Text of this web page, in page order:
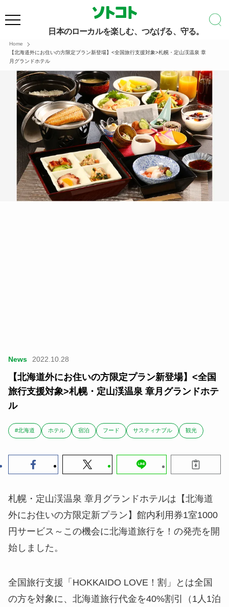
日本のローカルを楽しむ、つなげる、守る。
Home
【北海道外にお住いの方限定プラン新登場】<全国旅行支援対象>札幌・定山渓温泉 章
月グランドホテル
News 2022.10.28
【北海道外にお住いの方限定プラン新登場】<全国
旅行支援対象>札幌・定山渓温泉 章月グランドホテ
ル
#北海道 ホテル 宿泊 フード サスティナブル 観光
札幌・定山渓温泉 章月グランドホテルは【北海道
外にお住いの方限定新プラン】館内利用券1室1000
円サービス～この機会に北海道旅行を！の発売を開
始しました。
全国旅行支援「HOKKAIDO LOVE！割」とは全国
の方を対象に、北海道旅行代金を40%割引（1人1泊